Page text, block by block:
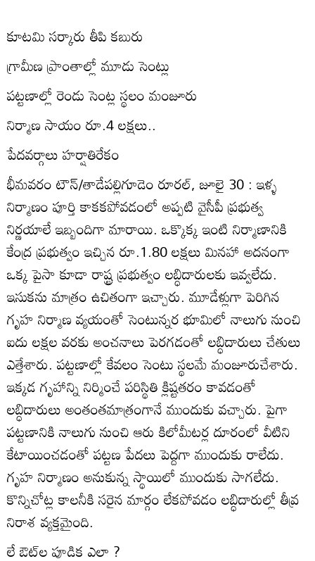
కూటమి సర్కారు తీపి కబురు
గ్రామీణ ప్రాంతాల్లో మూడు సెంట్లు
పట్టణాల్లో రెండు సెంట్ల స్థలం మంజూరు
నిర్మాణ సాయం రూ.4 లక్షలు..
పేదవర్గాలు హర్షాతిరేకం
భీమవరం టౌన్‌/తాడేపల్లిగూడెం రూరల్‌, జూలై 30 : ఇళ్ళ
నిర్మాణం పూర్తి కాకకపోవడంలో అప్పటి వైసీపీ ప్రభుత్వ
నిర్ణయాలే ఇబ్బందిగా మారాయి. ఒక్కొక్క ఇంటి నిర్మాణానికి
కేంద్ర ప్రభుత్వం ఇచ్చిన రూ.1.80 లక్షలు మినహా అదనంగా
ఒక్క పైసా కూడా రాష్ట్ర ప్రభుత్వం లబ్ధిదారులకు ఇవ్వలేదు.
ఇసుకను మాత్రం ఉచితంగా ఇచ్చారు. మూడేళ్లుగా పెరిగిన
గృహ నిర్మాణ వ్యయంతో సెంటున్నర భూమిలో నాలుగు నుంచి
ఐదు లక్షల వరకు అంచనాలు పెరగడంతో లబ్ధిదారులు చేతులు
ఎత్తేశారు. పట్టణాల్లో కేవలం సెంటు స్థలమే మంజూరుచేశారు.
ఇక్కడ గృహాన్ని నిర్మించే పరిస్థితి క్లిష్టతరం కావడంతో
లబ్ధిదారులు అంతంతమాత్రంగానే ముందుకు వచ్చారు. పైగా
పట్టణానికి నాలుగు నుంచి ఆరు కిలోమీటర్ల దూరంలో వీటిని
కేటాయించడంతో పట్టణ పేదలు పెద్దగా ముందుకు రాలేదు.
గృహ నిర్మాణం అనుకున్న స్థాయిలో ముందుకు సాగలేదు.
కొన్నిచోట్ల కాలనీకి సరైన మార్గం లేకపోవడం లబ్ధిదారుల్లో తీవ్ర
నిరాశ వ్యక్తమైంది.
లే ఔట్‌ల పూడిక ఎలా ?